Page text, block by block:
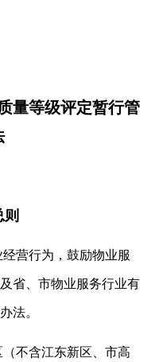
量等级评定暂行管
营行为，鼓励物业服
省、市物业服务行业有
法。
不含江东新区、市高